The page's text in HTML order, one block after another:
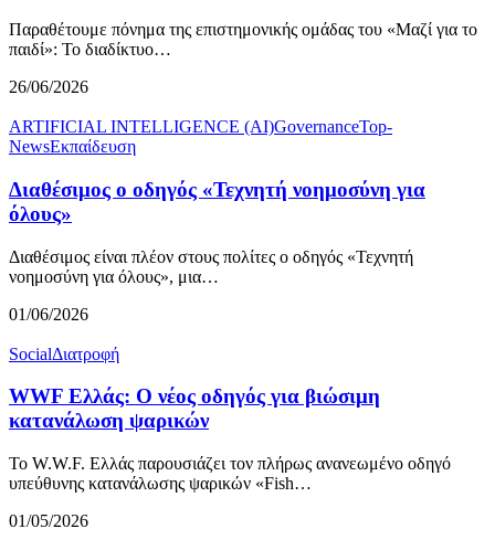
Παραθέτουμε πόνημα της επιστημονικής ομάδας του «Μαζί για το
παιδί»: Το διαδίκτυο…
26/06/2026
ARTIFICIAL INTELLIGENCE (AI)GovernanceTop-
NewsΕκπαίδευση
Διαθέσιμος ο οδηγός «Τεχνητή νοημοσύνη για
όλους»
Διαθέσιμος είναι πλέον στους πολίτες ο οδηγός «Τεχνητή
νοημοσύνη για όλους», μια…
01/06/2026
SocialΔιατροφή
WWF Ελλάς: Ο νέος οδηγός για βιώσιμη
κατανάλωση ψαρικών
Το W.W.F. Ελλάς παρουσιάζει τον πλήρως ανανεωμένο οδηγό
υπεύθυνης κατανάλωσης ψαρικών «Fish…
01/05/2026